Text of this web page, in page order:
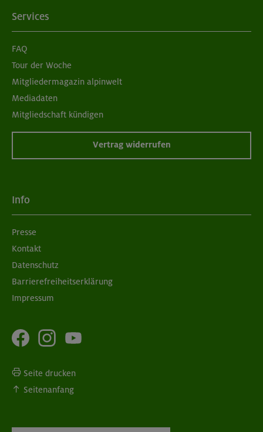
Services
FAQ
Tour der Woche
Mitgliedermagazin alpinwelt
Mediadaten
Mitgliedschaft kündigen
Vertrag widerrufen
Info
Presse
Kontakt
Datenschutz
Barrierefreiheitserklärung
Impressum
Seite drucken
Seitenanfang